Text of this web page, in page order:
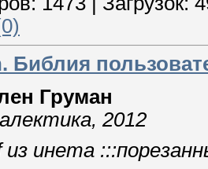
Библия
Груман
2012
из инета